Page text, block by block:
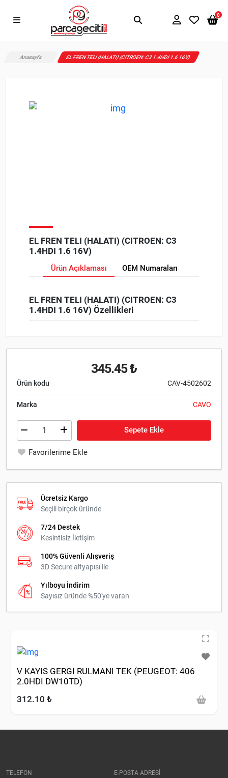
0
Anasayfa EL FREN TELI (HALATI) (CITROEN: C3 1.4HDI 1.6 16V)
EL FREN TELI (HALATI) (CITROEN: C3
1.4HDI 1.6 16V)
Ürün Açıklaması OEM Numaraları
EL FREN TELI (HALATI) (CITROEN: C3
1.4HDI 1.6 16V) Özellikleri
345.45 ₺
Ürün kodu CAV-4502602
Marka CAVO
Sepete Ekle
Favorilerime Ekle
Ücretsiz Kargo
Seçili birçok üründe
7/24 Destek
Kesintisiz İletişim
100% Güvenli Alışveriş
3D Secure altyapısı ile
Yılboyu İndirim
Sayısız üründe %50'ye varan
V KAYIS GERGI RULMANI TEK (PEUGEOT: 406
2.0HDI DW10TD)
312.10 ₺
TELEFON E-POSTA ADRESİ